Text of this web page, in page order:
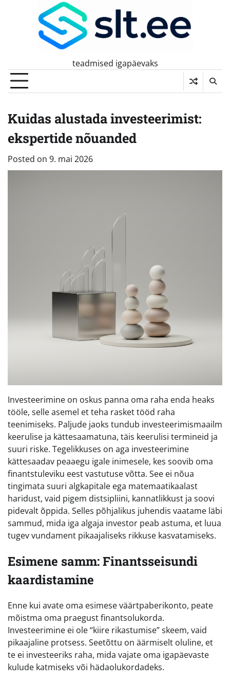
teadmised igapäevaks
Kuidas alustada investeerimist:
ekspertide nõuanded
Posted on 9. mai 2026
Investeerimine on oskus panna oma raha enda heaks
tööle, selle asemel et teha rasket tööd raha
teenimiseks. Paljude jaoks tundub investeerimismaailm
keerulise ja kättesaamatuna, täis keerulisi termineid ja
suuri riske. Tegelikkuses on aga investeerimine
kättesaadav peaaegu igale inimesele, kes soovib oma
finantstuleviku eest vastutuse võtta. See ei nõua
tingimata suuri algkapitale ega matemaatikaalast
haridust, vaid pigem distsipliini, kannatlikkust ja soovi
pidevalt õppida. Selles põhjalikus juhendis vaatame läbi
sammud, mida iga algaja investor peab astuma, et luua
tugev vundament pikaajaliseks rikkuse kasvatamiseks.
Esimene samm: Finantsseisundi
kaardistamine
Enne kui avate oma esimese väärtpaberikonto, peate
mõistma oma praegust finantsolukorda.
Investeerimine ei ole “kiire rikastumise” skeem, vaid
pikaajaline protsess. Seetõttu on äärmiselt oluline, et
te ei investeeriks raha, mida vajate oma igapäevaste
kulude katmiseks või hädaolukordadeks.